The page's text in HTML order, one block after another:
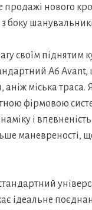
нового
боку
своїм піднятим
A6
аніж міська
фірмовою
і
маневреності,
ідеальне